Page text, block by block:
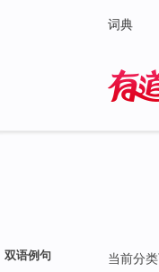
词典
双语例句 当前分